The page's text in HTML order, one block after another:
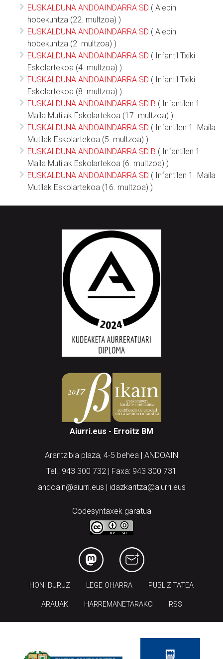
EUSKALDUNA ANDOAINDARRA SD ( Alebin
hobekuntza (22. multzoa) )
EUSKALDUNA ANDOAINDARRA SD ( Alebin
hobekuntza (2. multzoa) )
EUSKALDUNA ANDOAINDARRA SD ( Infantil Txiki
Eskolartekoa (4. multzoa) )
EUSKALDUNA ANDOAINDARRA SD ( Infantil Txiki
Eskolartekoa (8. multzoa) )
EUSKALDUNA ANDOAINDARRA SD B ( Infantilen 1.
Maila Mutilak Eskolartekoa (17. multzoa) )
EUSKALDUNA ANDOAINDARRA SD ( Infantilen 1. Maila
Mutilak Eskolartekoa (5. multzoa) )
EUSKALDUNA ANDOAINDARRA SD B ( Infantilen 1.
Maila Mutilak Eskolartekoa (6. multzoa) )
EUSKALDUNA ANDOAINDARRA SD ( Infantilen 1. Maila
Mutilak Eskolartekoa (16. multzoa) )
Aiurri.eus - Erroitz BM
Arantzibia plaza, 4-5 behea | ANDOAIN
Tel.: 943 300 732 | Faxa: 943 300 731
andoain@aiurri.eus | idazkaritza@aiurri.eus
Codesyntaxek garatua
HONI BURUZ LEGE OHARRA PUBLIZITATEA
ARAUAK HARREMANETARAKO RSS